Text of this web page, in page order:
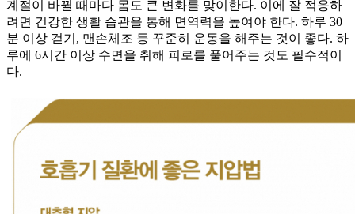
계절이 바뀔 때마다 몸도 큰 변화를 맞이한다. 이에 잘 적응하
려면 건강한 생활 습관을 통해 면역력을 높여야 한다. 하루 30
분 이상 걷기, 맨손체조 등 꾸준히 운동을 해주는 것이 좋다. 하
루에 6시간 이상 수면을 취해 피로를 풀어주는 것도 필수적이
다.